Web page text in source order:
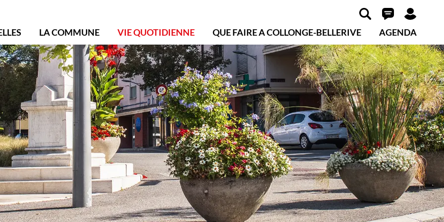
LA COMMUNE VIE QUOTIDIENNE QUE FAIRE A COLLONGE-BELLERIVE AGENDA